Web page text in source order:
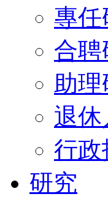
專任
合聘
助理
退休
行政
研究